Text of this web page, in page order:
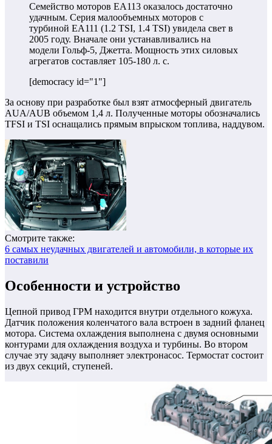
Семейство моторов ЕА113 оказалось достаточно
удачным. Серия малообъемных моторов с
турбиной ЕА111 (1.2 TSI, 1.4 TSI) увидела свет в
2005 году. Вначале они устанавливались на
модели Гольф-5, Джетта. Мощность этих силовых
агрегатов составляет 105-180 л. с.
[democracy id="1"]
За основу при разработке был взят атмосферный двигатель
AUA/AUB объемом 1,4 л. Полученные моторы обозначались
TFSI и TSI оснащались прямым впрыском топлива, наддувом.
Смотрите также:
6 самых неудачных двигателей и автомобили, в которые их
поставили
Особенности и устройство
Цепной привод ГРМ находится внутри отдельного кожуха.
Датчик положения коленчатого вала встроен в задний фланец
мотора. Система охлаждения выполнена с двумя основными
контурами для охлаждения воздуха и турбины. Во втором
случае эту задачу выполняет электронасос. Термостат состоит
из двух секций, ступеней.